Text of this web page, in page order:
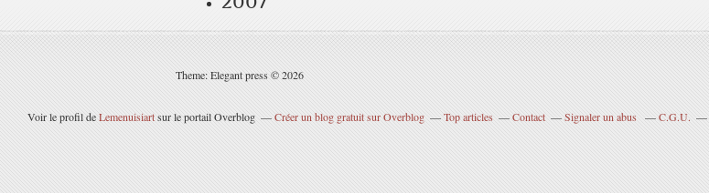
Theme: Elegant press © 2026
Voir le profil deLemenuisiartsur le portail Overblog Créer un blog gratuit sur Overblog Top articles Contact Signaler un abus C.G.U.